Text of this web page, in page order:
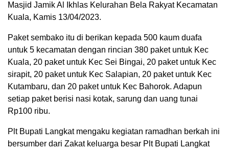
Masjid Jamik Al Ikhlas Kelurahan Bela Rakyat Kecamatan
Kuala, Kamis 13/04/2023.
Paket sembako itu di berikan kepada 500 kaum duafa
untuk 5 kecamatan dengan rincian 380 paket untuk Kec
Kuala, 20 paket untuk Kec Sei Bingai, 20 paket untuk Kec
sirapit, 20 paket untuk Kec Salapian, 20 paket untuk Kec
Kutambaru, dan 20 paket untuk Kec Bahorok. Adapun
setiap paket berisi nasi kotak, sarung dan uang tunai
Rp100 ribu.
Plt Bupati Langkat mengaku kegiatan ramadhan berkah ini
bersumber dari Zakat keluarga besar Plt Bupati Langkat